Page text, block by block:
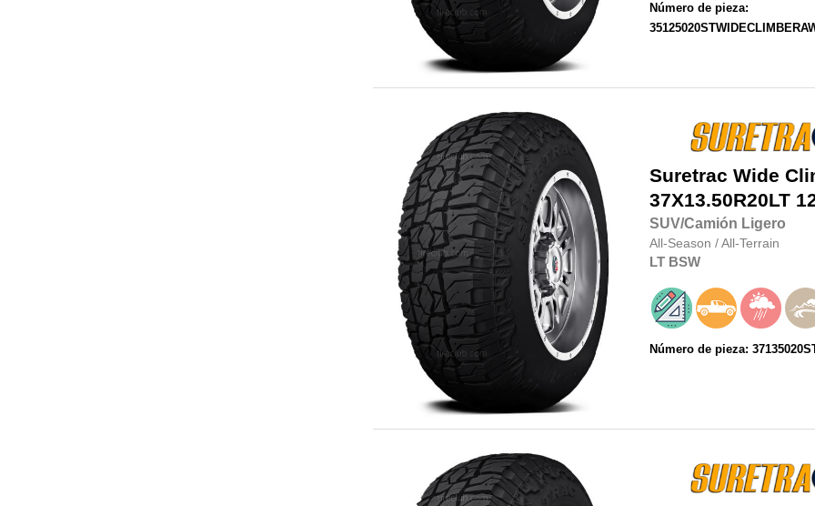
Número de pieza:
Suretrac Wide
37X13.50R20LT
SUV/Camión Ligero
All-Season /All-Terrain
LT BSW
Número de pieza: